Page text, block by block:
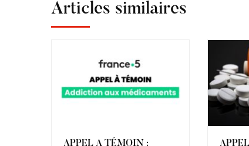
Articles similaires
APPEL A TÉMOIN :